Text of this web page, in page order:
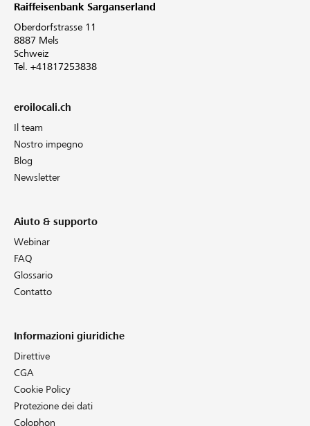
Raiffeisenbank Sarganserland
Oberdorfstrasse 11
8887 Mels
Schweiz
Tel. +41817253838
eroilocali.ch
Il team
Nostro impegno
Blog
Newsletter
Aiuto & supporto
Webinar
FAQ
Glossario
Contatto
Informazioni giuridiche
Direttive
CGA
Cookie Policy
Protezione dei dati
Colophon